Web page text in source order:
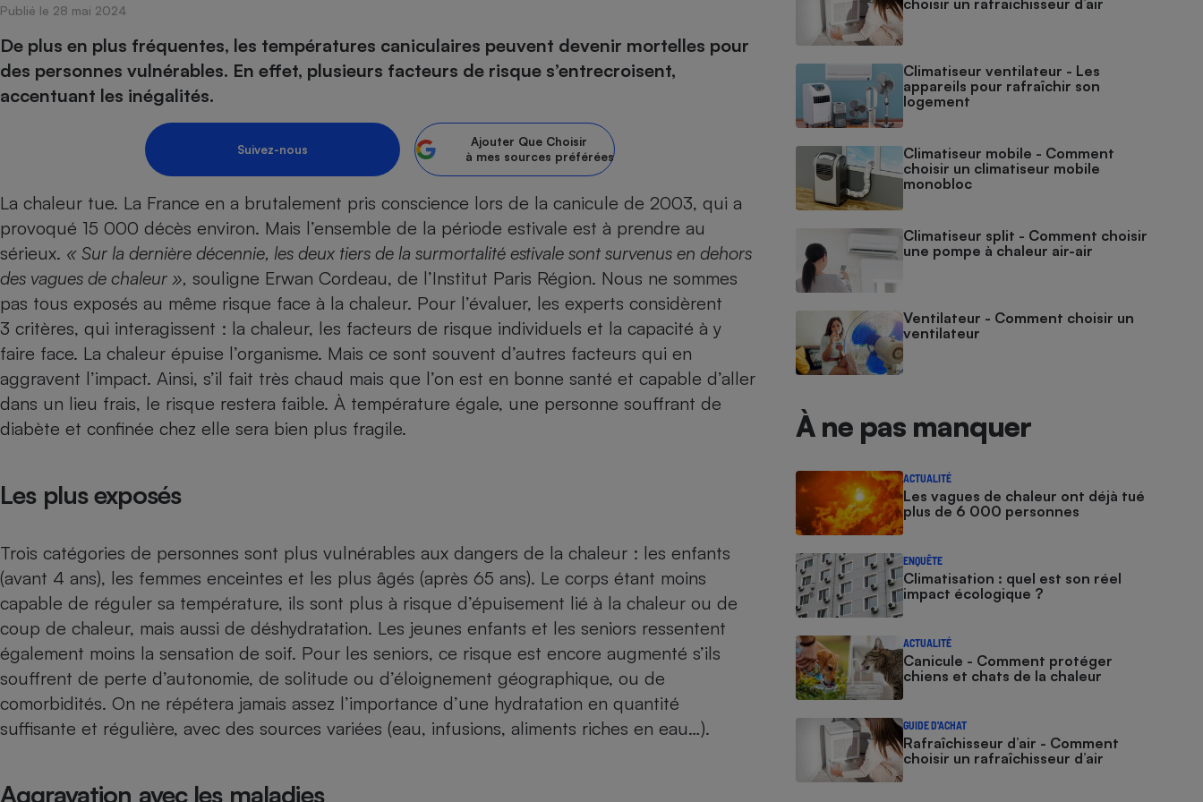
Publié le 28 mai 2024
De plus en plus fréquentes, les températures caniculaires peuvent devenir mortelles pour
des personnes vulnérables. En effet, plusieurs facteurs de risque s’entrecroisent,
accentuant les inégalités.
Suivez-nous
Ajouter Que Choisir
à mes sources préférées
La chaleur tue. La France en a brutalement pris conscience lors de la canicule de 2003, qui a
provoqué 15 000 décès environ. Mais l’ensemble de la période estivale est à prendre au
sérieux. « Sur la dernière décennie, les deux tiers de la surmortalité estivale sont survenus en dehors
des vagues de chaleur », souligne Erwan Cordeau, de l’Institut Paris Région. Nous ne sommes
pas tous exposés au même risque face à la chaleur. Pour l’évaluer, les experts considèrent
3 critères, qui inter­agissent : la chaleur, les facteurs de risque individuels et la capacité à y
faire face. La chaleur épuise l’organisme. Mais ce sont souvent d’autres facteurs qui en
aggravent l’impact. Ainsi, s’il fait très chaud mais que l’on est en bonne santé et capable d’aller
dans un lieu frais, le risque restera faible. À température égale, une personne souffrant de
diabète et confinée chez elle sera bien plus fragile.
Les plus exposés
Trois catégories de personnes sont plus vulnérables aux dangers de la chaleur : les enfants
(avant 4 ans), les femmes enceintes et les plus âgés (après 65 ans). Le corps étant moins
capable de réguler sa température, ils sont plus à risque d’épuisement lié à la chaleur ou de
coup de chaleur, mais aussi de déshydratation. Les jeunes enfants et les seniors ressentent
également moins la sensation de soif. Pour les seniors, ce risque est encore augmenté s’ils
souffrent de perte d’autonomie, de solitude ou d’éloignement géographique, ou de
comorbidités. On ne répétera jamais assez l’importance d’une hydratation en quantité
suffisante et régulière, avec des sources variées (eau, infusions, aliments riches en eau…).
Aggravation avec les maladies
choisir un rafraîchisseur d’air
Climatiseur ventilateur - Les
appareils pour rafraîchir son
logement
Climatiseur mobile - Comment
choisir un climatiseur mobile
monobloc
Climatiseur split - Comment choisir
une pompe à chaleur air-air
Ventilateur - Comment choisir un
ventilateur
À ne pas manquer
ACTUALITÉ
Les vagues de chaleur ont déjà tué
plus de 6 000 personnes
ENQUÊTE
Climatisation : quel est son réel
impact écologique ?
ACTUALITÉ
Canicule - Comment protéger
chiens et chats de la chaleur
GUIDE D'ACHAT
Rafraîchisseur d’air - Comment
choisir un rafraîchisseur d’air
Champagne - Comment choisir une
bouteille de champagne
Assurance emprunteur Assurance vie
Banque en ligne
Gros électroménager
Petit électroménager - Ustensile
Lave-linge Lave-vaisselle
Ventilateur
Aspirateur
Téléphonie
Téléviseur Ordinateur portable
Antivirus
Matelas Poêle à granulés
Radiateur électrique Électricité - Gaz
Climatiseur -
Ventilateur
Lessive
Mutuelle Aide auditive
Antimoustique Crème solaire